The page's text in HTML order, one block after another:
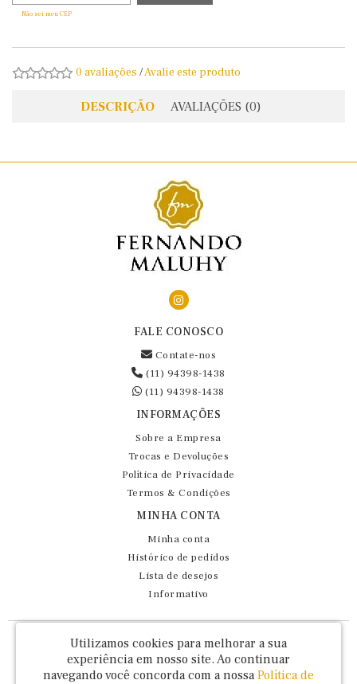
Não sei meu CEP
0 avaliações /Avalie este produto
DESCRIÇÃO AVALIAÇÕES (0)
FALE CONOSCO
Contate-nos
(11) 94398-1438
(11) 94398-1438
INFORMAÇÕES
Sobre a Empresa
Trocas e Devoluções
Política de Privacidade
Termos & Condições
MINHA CONTA
Minha conta
Histórico de pedidos
Lista de desejos
Informativo
Fernando Maluhy Cia Ltda - CNPJ: 60.458.825/0001-86
Rua Dr Euclydes da Cunha, 47 - Brás - São Paulo / SP - CEP 03016-030
Utilizamos cookies para melhorar a sua
experiência em nosso site. Ao continuar
navegando você concorda com a nossa Política de